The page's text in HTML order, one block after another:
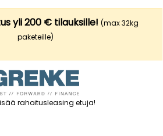
yli 200 € tilauksille! (max 32kg
paketeille)
rahoitusleasing etuja!